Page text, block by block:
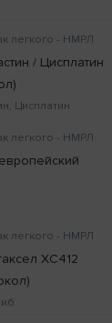
легкого - НМРЛ
/ Цисплатин
Цисплатин
легкого - НМРЛ
легкого - НМРЛ
XC412